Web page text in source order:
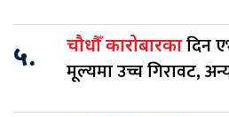
५. चौधौँ कारोबारकादिन
मूल्यमा उच्च गिरावट,